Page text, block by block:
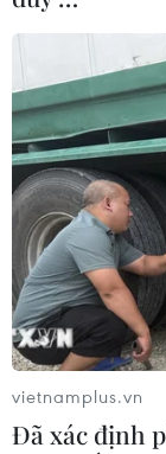
vietnamplus.vn
Đã xác định